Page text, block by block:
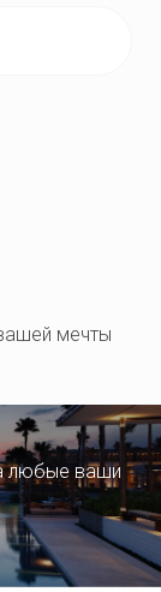
мечты
любые ваши